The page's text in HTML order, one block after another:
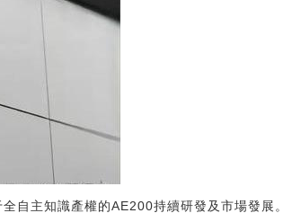
自主知識產權的AE200持續研發及市場發展。